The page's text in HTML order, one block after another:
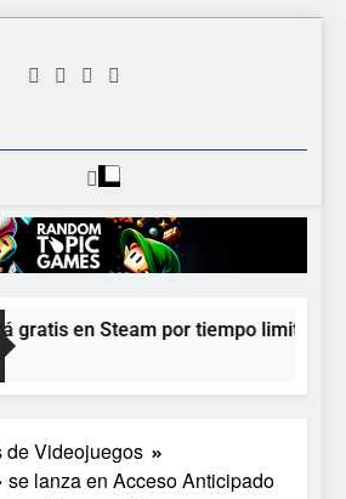
Random
Games
Videojuego Favorito
gratis en Steam por tiempo limitado y
de Videojuegos
se lanza en Acceso Anticipado